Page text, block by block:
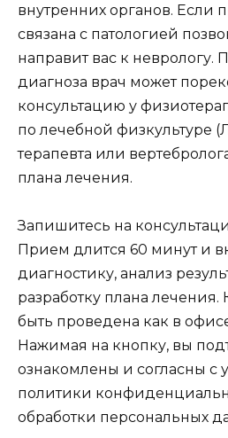
внутренних органов. Если
связана с патологией
направит вас к неврологу.
диагноза врач может
консультацию у
по лечебной физкультуре
терапевта или
плана лечения.
Запишитесь на
Прием длится 60 минут и
диагностику, анализ
разработку плана
быть проведена как в
Нажимая на кнопку, вы
ознакомлены и согласны с
политики
обработки персональных